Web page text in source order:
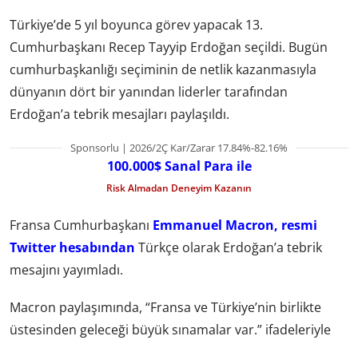
Türkiye’de 5 yıl boyunca görev yapacak 13.
Cumhurbaşkanı Recep Tayyip Erdoğan seçildi. Bugün
cumhurbaşkanlığı seçiminin de netlik kazanmasıyla
dünyanın dört bir yanından liderler tarafından
Erdoğan’a tebrik mesajları paylaşıldı.
Sponsorlu | 2026/2Ç Kar/Zarar 17.84%-82.16%
100.000$ Sanal Para ile
Risk Almadan Deneyim Kazanın
Fransa Cumhurbaşkanı Emmanuel Macron, resmi
Twitter hesabından Türkçe olarak Erdoğan’a tebrik
mesajını yayımladı.
Macron paylaşımında, “Fransa ve Türkiye’nin birlikte
üstesinden geleceği büyük sınamalar var.” ifadeleriyle